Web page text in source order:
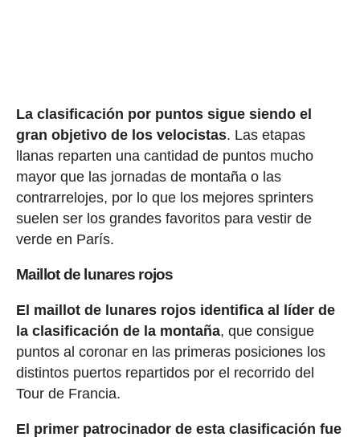
La clasificación por puntos sigue siendo el
gran objetivo de los velocistas. Las etapas
llanas reparten una cantidad de puntos mucho
mayor que las jornadas de montaña o las
contrarrelojes, por lo que los mejores sprinters
suelen ser los grandes favoritos para vestir de
verde en París.
Maillot de lunares rojos
El maillot de lunares rojos identifica al líder de
la clasificación de la montaña, que consigue
puntos al coronar en las primeras posiciones los
distintos puertos repartidos por el recorrido del
Tour de Francia.
El primer patrocinador de esta clasificación fue